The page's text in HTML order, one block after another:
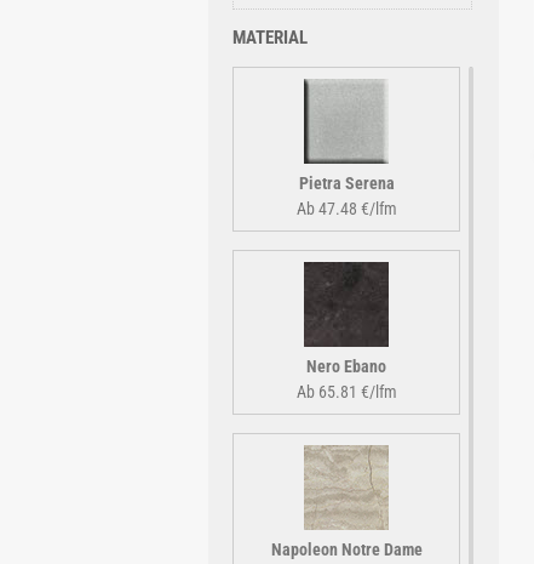
MATERIAL
Pietra Serena
Ab 47.48 €/lfm
Nero Ebano
Ab 65.81 €/lfm
Napoleon Notre Dame